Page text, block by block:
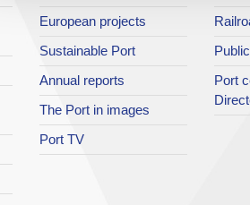
European projects
Sustainable Port
Annual reports
The Port in images
Port TV
Port